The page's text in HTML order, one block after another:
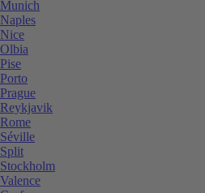
Munich
Naples
Nice
Olbia
Pise
Porto
Prague
Reykjavik
Rome
Séville
Split
Stockholm
Valence